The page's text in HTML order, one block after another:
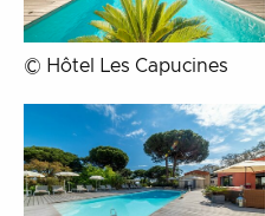
© Hôtel Les Capucines